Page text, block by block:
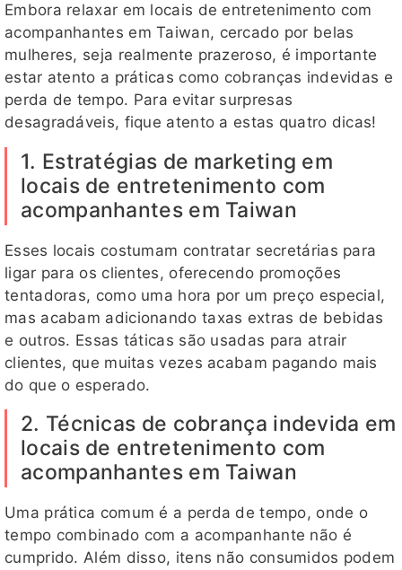
Embora relaxar em locais de entretenimento com
acompanhantes em Taiwan, cercado por belas
mulheres, seja realmente prazeroso, é importante
estar atento a práticas como cobranças indevidas e
perda de tempo. Para evitar surpresas
desagradáveis, fique atento a estas quatro dicas!
1. Estratégias de marketing em
locais de entretenimento com
acompanhantes em Taiwan
Esses locais costumam contratar secretárias para
ligar para os clientes, oferecendo promoções
tentadoras, como uma hora por um preço especial,
mas acabam adicionando taxas extras de bebidas
e outros. Essas táticas são usadas para atrair
clientes, que muitas vezes acabam pagando mais
do que o esperado.
2. Técnicas de cobrança indevida em
locais de entretenimento com
acompanhantes em Taiwan
Uma prática comum é a perda de tempo, onde o
tempo combinado com a acompanhante não é
cumprido. Além disso, itens não consumidos podem